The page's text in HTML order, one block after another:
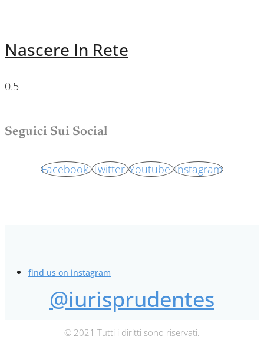
Nascere In Rete
Seguici Sui Social
Facebook Twitter Youtube Instagram
find us on instagram
@iurisprudentes
© 2021 Tutti i diritti sono riservati.